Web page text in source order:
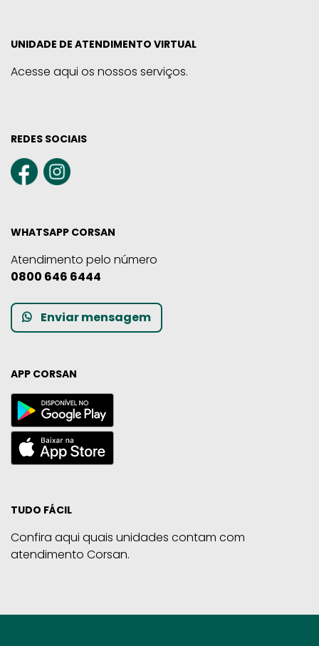
UNIDADE DE ATENDIMENTO VIRTUAL
Acesse aqui os nossos serviços.
REDES SOCIAIS
WHATSAPP CORSAN
Atendimento pelo número
0800 646 6444
Enviar mensagem
APP CORSAN
TUDO FÁCIL
Confira aqui quais unidades contam com
atendimento Corsan.